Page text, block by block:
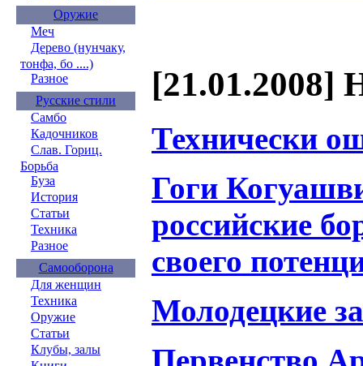
Оружие
Меч
Дерево (нунчаку,
тонфа, бо ....)
Разное
Русские стили
Самбо
Кадочников
Слав. Гориц.
Борьба
Буза
История
Статьи
Техника
Разное
Самооборона
Для женщин
Техника
Оружие
Статьи
Клубы, залы
[21.01.2008]
Технически
Гоги
российские
своего
Молодецкие